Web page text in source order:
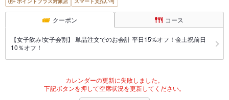
クーポン コース
【女子飲み!女子会割】 単品注文でのお会計 平日15%オフ！金土祝前日
10％オフ！
カレンダーの更新に失敗しました。
下記ボタンを押して空席状況を更新してください。